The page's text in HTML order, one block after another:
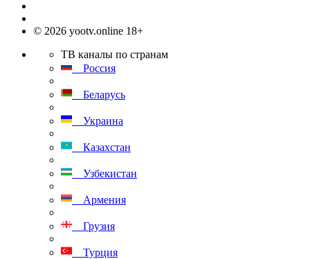
© 2026 yootv.online 18+
ТВ каналы по странам
Россия
Беларусь
Украина
Казахстан
Узбекистан
Армения
Грузия
Турция